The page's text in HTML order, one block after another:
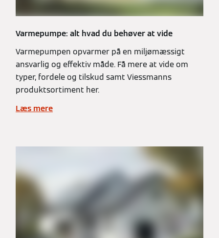
Varmepumpe: alt hvad du behøver at vide
Varmepumpen opvarmer på en miljømæssigt
ansvarlig og effektiv måde. Få mere at vide om
typer, fordele og tilskud samt Viessmanns
produktsortiment her.
Læs mere